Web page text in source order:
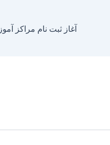
آغاز ثبت نام مراکز